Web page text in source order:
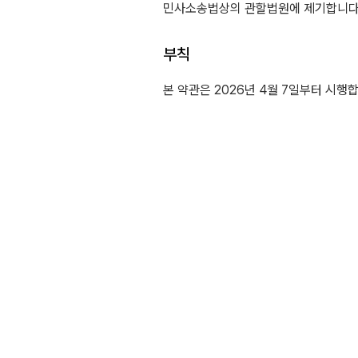
민사소송법상의 관할법원에 제기합니
부칙
본 약관은 2026년 4월 7일부터 시행